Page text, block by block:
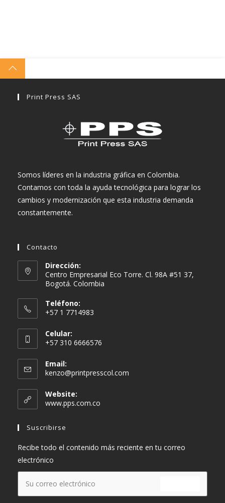
Print Press SAS
Somos líderes en la industria gráfica en Colombia.
Contamos con toda la ayuda tecnológica para lograr los
cambios y modernización que esta industria demanda
constantemente.
Contacto
Dirección:
Centro Empresarial Eco Torre. Cl. 98A #51 37,
Bogotá. Colombia
Teléfono:
+57 1 7714983
Celular:
+57 310 6666576
Email:
kenzo@printpresscol.com
Website:
www.pps.com.co
Suscribirse
Recibe todo el contenido más reciente en tu correo
electrónico